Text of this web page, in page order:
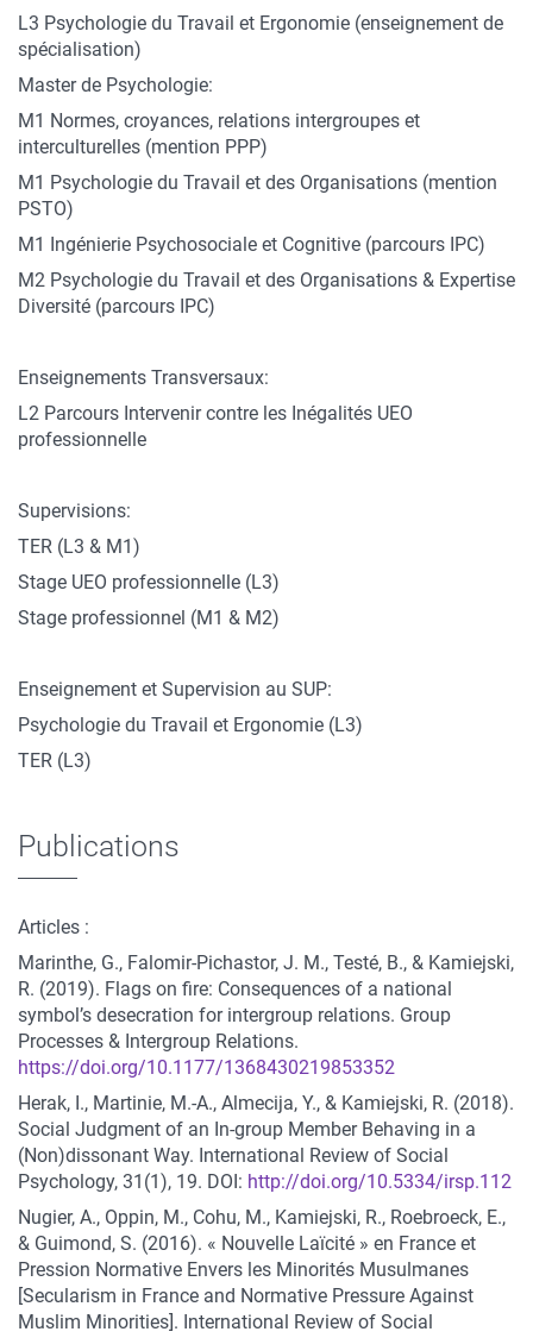
L3 Psychologie du Travail et Ergonomie (enseignement de
spécialisation)
Master de Psychologie:
M1 Normes, croyances, relations intergroupes et
interculturelles (mention PPP)
M1 Psychologie du Travail et des Organisations (mention
PSTO)
M1 Ingénierie Psychosociale et Cognitive (parcours IPC)
M2 Psychologie du Travail et des Organisations & Expertise
Diversité (parcours IPC)
Enseignements Transversaux:
L2 Parcours Intervenir contre les Inégalités UEO
professionnelle
Supervisions:
TER (L3 & M1)
Stage UEO professionnelle (L3)
Stage professionnel (M1 & M2)
Enseignement et Supervision au SUP:
Psychologie du Travail et Ergonomie (L3)
TER (L3)
Publications
Articles :
Marinthe, G., Falomir-Pichastor, J. M., Testé, B., & Kamiejski,
R. (2019). Flags on fire: Consequences of a national
symbol’s desecration for intergroup relations. Group
Processes & Intergroup Relations.
https://doi.org/10.1177/1368430219853352
Herak, I., Martinie, M.-A., Almecija, Y., & Kamiejski, R. (2018).
Social Judgment of an In-group Member Behaving in a
(Non)dissonant Way. International Review of Social
Psychology, 31(1), 19. DOI: http://doi.org/10.5334/irsp.112
Nugier, A., Oppin, M., Cohu, M., Kamiejski, R., Roebroeck, E.,
& Guimond, S. (2016). « Nouvelle Laïcité » en France et
Pression Normative Envers les Minorités Musulmanes
[Secularism in France and Normative Pressure Against
Muslim Minorities]. International Review of Social